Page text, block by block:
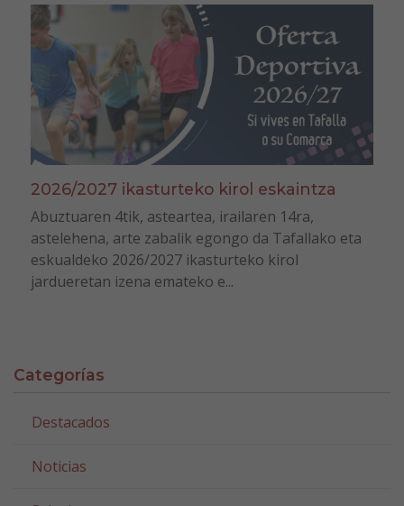
2026/2027 ikasturteko kirol eskaintza
Abuztuaren 4tik, asteartea, irailaren 14ra,
astelehena, arte zabalik egongo da Tafallako eta
eskualdeko 2026/2027 ikasturteko kirol
jardueretan izena emateko e...
Categorías
Destacados
Noticias